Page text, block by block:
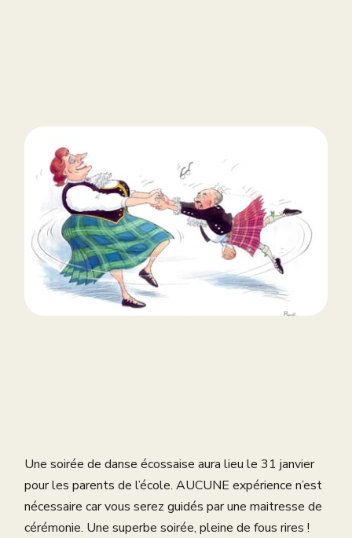
Une soirée de danse écossaise aura lieu le 31 janvier
pour les parents de l’école. AUCUNE expérience n’est
nécessaire car vous serez guidés par une maitresse de
cérémonie. Une superbe soirée, pleine de fous rires !